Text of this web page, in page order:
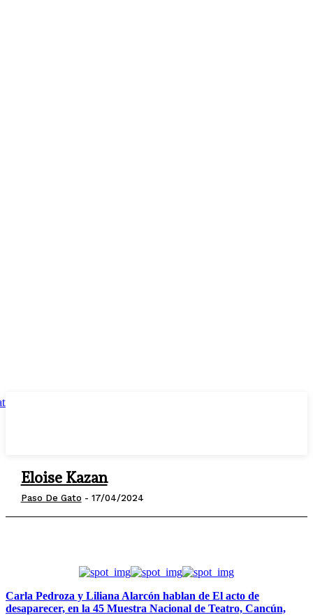
Eloise Kazan
Paso De Gato - 17/04/2024
Carla Pedroza y Liliana Alarcón hablan de El acto de
desaparecer, en la 45 Muestra Nacional de Teatro, Cancún,